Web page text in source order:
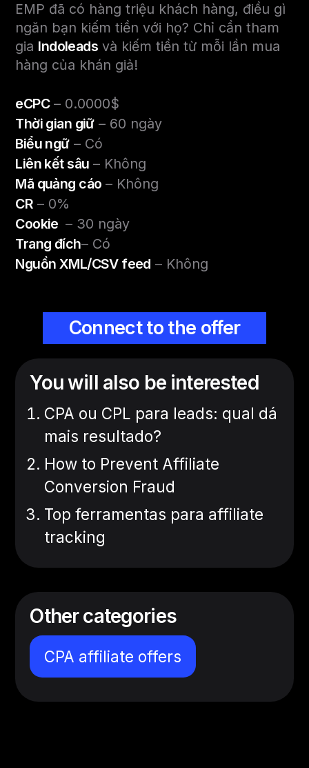
EMP đã có hàng triệu khách hàng, điều gì
ngăn bạn kiếm tiền với họ? Chỉ cần tham
gia Indoleads và kiếm tiền từ mỗi lần mua
hàng của khán giả!
eCPC– 0.0000$
Thời gian giữ– 60 ngày
Biểu ngữ– Có
Liên kết sâu – Không
Mã quảng cáo – Không
CR – 0%
Cookie – 30 ngày
Trang đích– Có
Nguồn XML/CSV feed – Không
Connect to the offer
You will also be interested
CPA ou CPL para leads: qual dá
mais resultado?
How to Prevent Affiliate
Conversion Fraud
Top ferramentas para affiliate
tracking
Other categories
CPA affiliate offers